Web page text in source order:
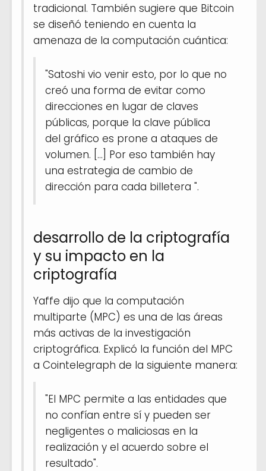
tradicional. También sugiere que Bitcoin
se diseñó teniendo en cuenta la
amenaza de la computación cuántica:
"Satoshi vio venir esto, por lo que no
creó una forma de evitar como
direcciones en lugar de claves
públicas, porque la clave pública
del gráfico es prone a ataques de
volumen. [...] Por eso también hay
una estrategia de cambio de
dirección para cada billetera ".
desarrollo de la criptografía
y su impacto en la
criptografía
Yaffe dijo que la computación
multiparte (MPC) es una de las áreas
más activas de la investigación
criptográfica. Explicó la función del MPC
a Cointelegraph de la siguiente manera:
"El MPC permite a las entidades que
no confían entre sí y pueden ser
negligentes o maliciosas en la
realización y el acuerdo sobre el
resultado".